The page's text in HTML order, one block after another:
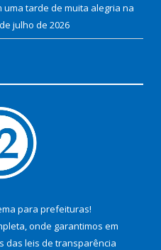
tarde de muita alegria na
julho de 2026
para prefeituras!
onde garantimos em
das leis de transparência